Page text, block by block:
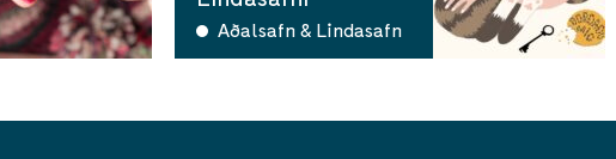
Aðalsafn & Lindasafn